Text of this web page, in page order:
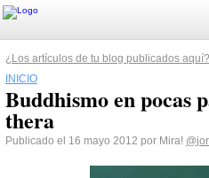
¿Los artículos de tu blog publicados
INICIO
Buddhismo en pocas
thera
Publicado el 16 mayo 2012 por Mira!